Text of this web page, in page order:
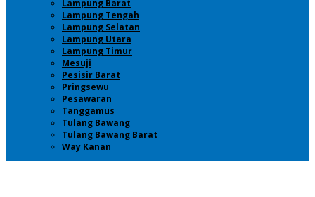
Lampung Barat
Lampung Tengah
Lampung Selatan
Lampung Utara
Lampung Timur
Mesuji
Pesisir Barat
Pringsewu
Pesawaran
Tanggamus
Tulang Bawang
Tulang Bawang Barat
Way Kanan